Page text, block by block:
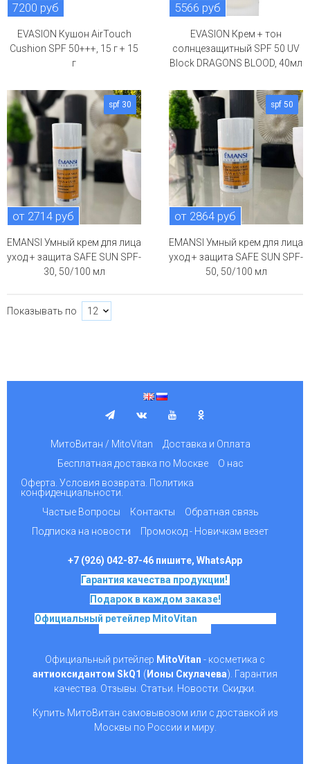
7200 руб
EVASION Кушон AirTouch
Cushion SPF 50+++, 15 г + 15
г
5566 руб
EVASION Крем + тон
солнцезащитный SPF 50 UV
Block DRAGONS BLOOD, 40мл
spf 30
от 2714 руб
EMANSI Умный крем для лица
уход + защита SAFE SUN SPF-
30, 50/100 мл
spf 50
от 2864 руб
EMANSI Умный крем для лица
уход + защита SAFE SUN SPF-
50, 50/100 мл
Показывать по
МитоВитан / MitoVitan
Доставка и Оплата
Бесплатная доставка по Москве
О нас
Оферта. Условия возврата. Политика
конфиденциальности.
Частые Вопросы
Контакты
Обратная связь
Подписка на новости
Промокод - Новичкам везет
+7 (926) 042-87-46 пишите, WhatsApp
Гарантия качества продукции!
Подарок в каждом заказе!
Официальный ретейлер MitoVitan
Официальный ритейлер MitoVitan - косметика с
антиоксидантом SkQ1 ( Ионы Скулачева). Гарантия
качества. Отзывы. Статьи. Новости. Скидки.
Купить МитоВитан самовывозом или с доставкой из
Москвы по России и миру.